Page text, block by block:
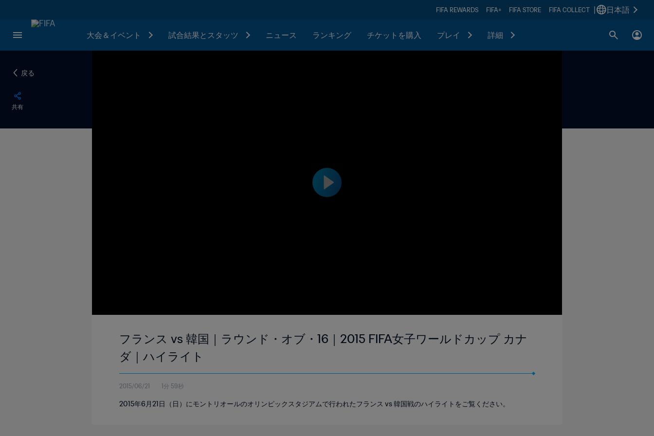
FIFA REWARDS FIFA+ FIFA STORE FIFA COLLECT 日本語
大会＆イベント 試合結果とスタッツ ニュース ランキング チケットを購入 プレイ 詳細
戻る
共有
フランス vs 韓国｜ラウンド・オブ・16｜2015 FIFA女子ワールドカップ カナ
ダ｜ハイライト
2015/06/21 1分 59秒
2015年6月21日（日）にモントリオールのオリンピックスタジアムで行われたフランス vs 韓国戦のハイライトをご覧ください。